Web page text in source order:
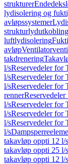
strukturer
lydisolering og
avløpssystemer
strukturlydutkobling
luftlydisolering
avløp
takdrenering
l/sReservedeler for
l/sReservedeler for
l/sReservedeler for
renner
l/sReservedeler for
l/sReservedeler for
l/sReservedeler for
l/s
takavløp oppti 12 l/s
takavløp oppti 25 l/s
takavløp oppti 12 l/s